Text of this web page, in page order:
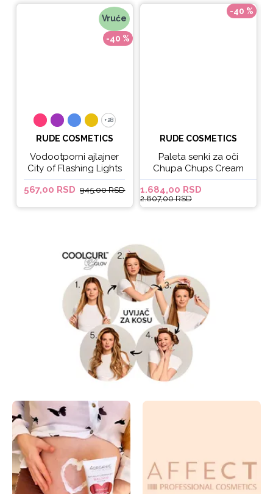
Vruće
-40 %
+28
+28
RUDE COSMETICS
Vodootporni ajlajner
City of Flashing Lights
Micro Retractable Liner
- It's Lit
567,00 RSD 945,00 RSD
-40 %
RUDE COSMETICS
Paleta senki za oči
Chupa Chups Cream
Soda
1.684,00 RSD
2.807,00 RSD